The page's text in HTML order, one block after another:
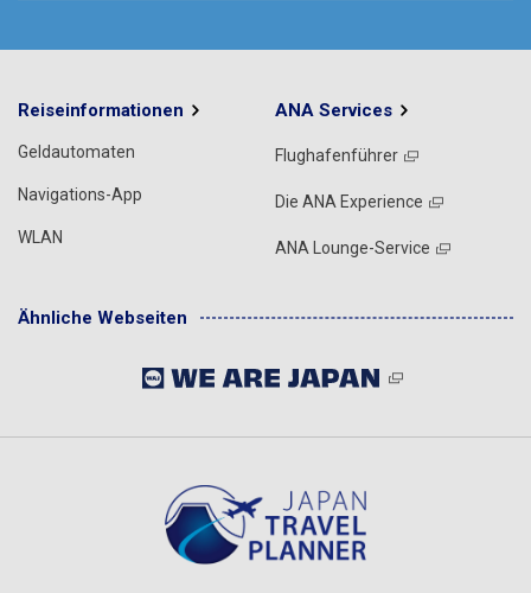
Reiseinformationen
Geldautomaten
Navigations-App
WLAN
ANA Services
Flughafenführer
Die ANA Experience
ANA Lounge-Service
Ähnliche Webseiten